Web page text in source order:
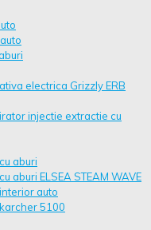
electrica Grizzly ERB
injectie extractie cu
aburi
aburi ELSEA STEAM WAVE
auto
5100